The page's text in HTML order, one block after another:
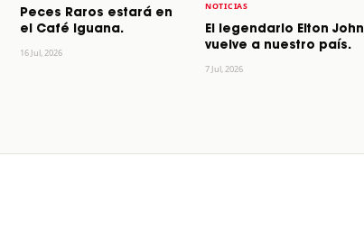
Peces Raros estará en
el Café Iguana.
16 Jul, 2026
NOTICIAS
El legendario Elton John
vuelve a nuestro país.
7 Jul, 2026